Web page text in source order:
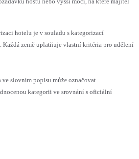
hotelu je v souladu s kategorizací
Každá země uplatňuje vlastní kritéria pro udělení
slovním popisu může označovat
kategorii ve srovnání s oficiální